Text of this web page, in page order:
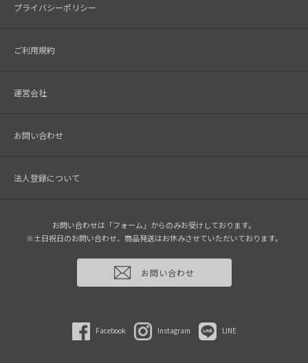
プライバシーポリシー
ご利用規約
運営会社
お問い合わせ
法人登録について
お問い合わせは「フォーム」からのみお受けしております。
※土日祝日のお問い合わせ、商品発送はお休みさせていただいております。
お問い合わせ
Facebook Instagram LINE